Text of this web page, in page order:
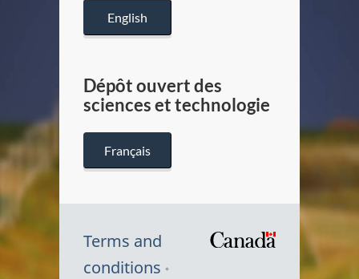
English
Dépôt ouvert des
sciences et technologie
Français
Terms and
conditions
Symbole